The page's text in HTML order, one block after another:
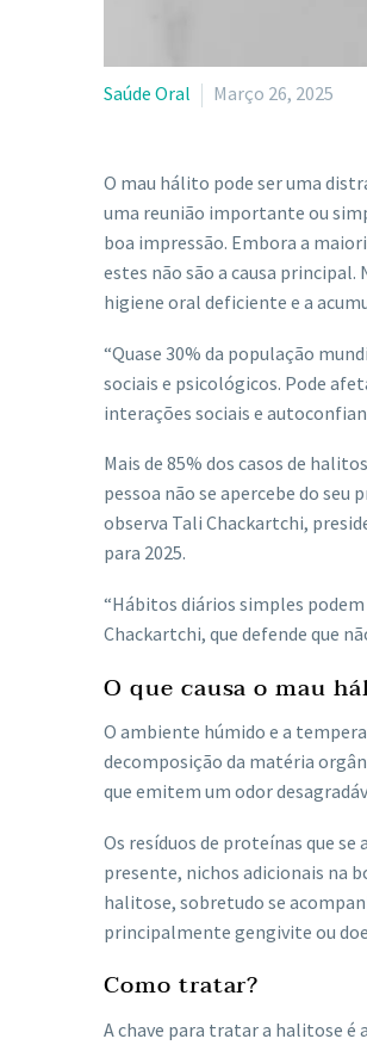
Saúde Oral Março 26, 2025
O mau hálito pode ser uma
uma reunião importante ou
boa impressão. Embora a
estes não são a causa
higiene oral deficiente e a
“Quase 30% da população
sociais e psicológicos. Pode
interações sociais e
Mais de 85% dos casos de
pessoa não se apercebe do
observa Tali Chackartchi,
para 2025.
“Hábitos diários simples
Chackartchi, que defende que
O que causa o mau
O ambiente húmido e a
decomposição da matéria
que emitem um odor
Os resíduos de proteínas que
presente, nichos adicionais na
halitose, sobretudo se
principalmente gengivite ou
Como tratar?
A chave para tratar a halitose é